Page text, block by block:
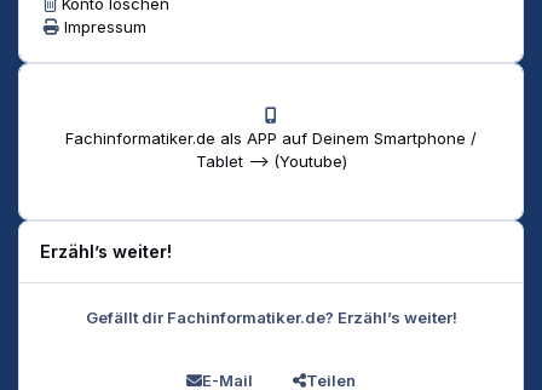
Impressum
Fachinformatiker.de als APP auf Deinem Smartphone /
Tablet --> (Youtube)
Erzähl’s weiter!
Gefällt dir Fachinformatiker.de? Erzähl’s weiter!
E-Mail Teilen